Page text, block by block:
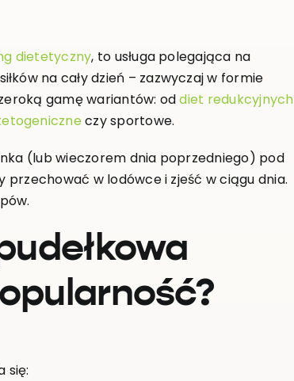
dietetyczny, to usługa polegająca na
na cały dzień – zazwyczaj w formie
gamę wariantów: oddiet redukcyjnych
czy sportowe.
(lub wieczorem dnia poprzedniego) pod
w lodówce i zjeść w ciągu dnia.
się: